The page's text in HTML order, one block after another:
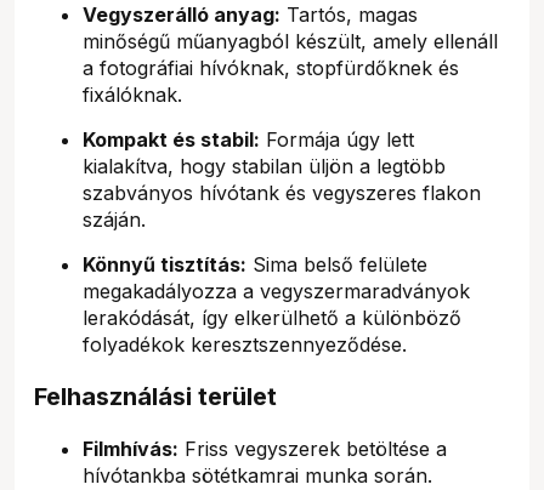
Vegyszerálló anyag: Tartós, magas
minőségű műanyagból készült, amely ellenáll
a fotográfiai hívóknak, stopfürdőknek és
fixálóknak.
Kompakt és stabil: Formája úgy lett
kialakítva, hogy stabilan üljön a legtöbb
szabványos hívótank és vegyszeres flakon
száján.
Könnyű tisztítás: Sima belső felülete
megakadályozza a vegyszermaradványok
lerakódását, így elkerülhető a különböző
folyadékok keresztszennyeződése.
Felhasználási terület
Filmhívás: Friss vegyszerek betöltése a
hívótankba sötétkamrai munka során.